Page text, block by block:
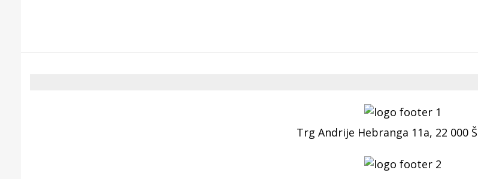
Trg Andrije Hebranga 11a, 22 000